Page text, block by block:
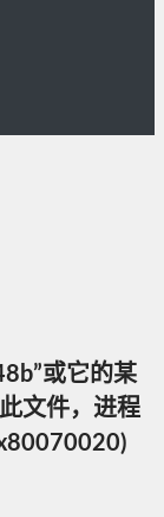
或它的某
文件，进程